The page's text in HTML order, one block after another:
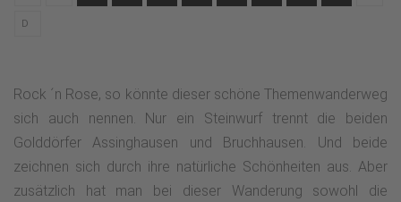
D
Rock ´n Rose, so könnte dieser schöne Themenwanderweg
sich auch nennen. Nur ein Steinwurf trennt die beiden
Golddörfer Assinghausen und Bruchhausen. Und beide
zeichnen sich durch ihre natürliche Schönheiten aus. Aber
zusätzlich hat man bei dieser Wanderung sowohl die